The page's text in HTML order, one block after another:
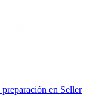
en Seller